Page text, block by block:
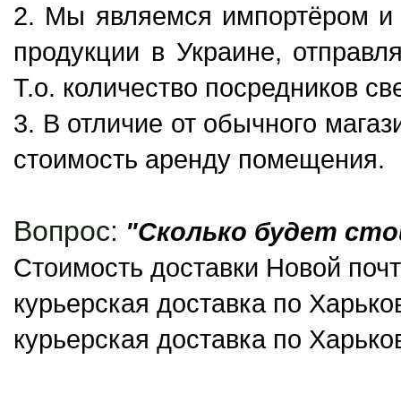
2. Мы являемся импортёром и
продукции в Украине,
Т.о. количество посредников
3. В отличие от обычного
стоимость аренду помещения.
Вопрос: "Сколько будет
Стоимость доставки Новой
курьерская доставка по
курьерская доставка по